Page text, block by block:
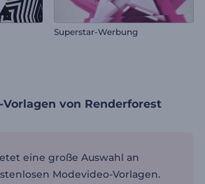
Superstar-Werbung
Vorlagen von Renderforest
eine große Auswahl an
Modevideo-Vorlagen.